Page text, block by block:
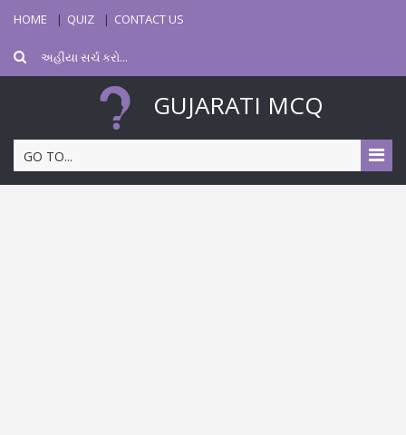
HOME QUIZ CONTACT US
GUJARATI MCQ
GO TO...